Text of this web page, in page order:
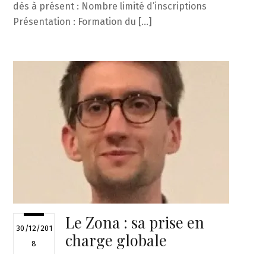
dès à présent : Nombre limité d’inscriptions
Présentation : Formation du […]
30/12/201
8
Le Zona : sa prise en
charge globale